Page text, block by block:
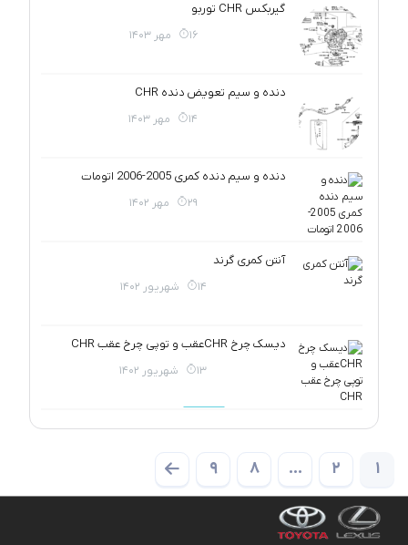
گیربکس CHR توربو
16 مهر 1403
دنده و سیم تعویض دنده CHR
14 مهر 1403
دنده و سیم دنده کمری 2005-2006 اتومات
29 مهر 1402
آنتن کمری گرند
14 شهریور 1402
دیسک چرخ CHRعقب و توپی چرخ عقب CHR
13 شهریور 1402
1
2
…
8
9